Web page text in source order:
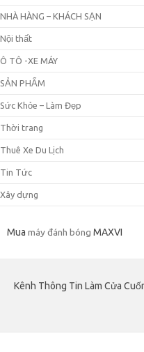
NHÀ HÀNG – KHÁCH SẠN
Nội thất
Ô TÔ -XE MÁY
SẢN PHẨM
Sức Khỏe – Làm Đẹp
Thời trang
Thuê Xe Du Lịch
Tin Tức
Xây dựng
Mua máy đánh bóng MAXVI
Kênh Thông Tin Làm Cửa